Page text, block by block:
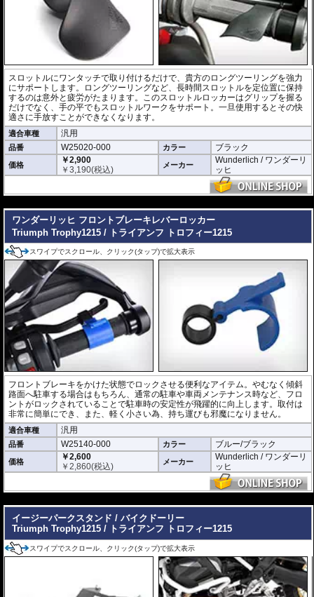
スロットルにワンタッチで取り付けるだけで、貴方のロングツーリングを強力
にサポートします。ロングツーリングなど、長時間スロットルを定位置に保持
するのは意外と疲労がたまります。このスロットルロッカーはグリップを握る
だけでなく、手の平でもスロットルワークをサポート。一旦使用するとその快
適さに手放すことができなくなります。
適合車種 汎用
品番 W25020-000 カラー ブラック
価格
￥2,900
￥3,190(税込) メーカー
Wunderlich / ワンダーリ
ッヒ
ワンダーリッヒ フロントブレーキレバーロッカー
Triumph Trophy1215 / トライアンフ トロフィー1215
スワイプでスクロール、クリック(タップ)で拡大表示
フロントブレーキをかけた状態でロックさせる便利なアイテム。やむなく傾斜
路面へ駐車する場合はもちろん、通常の駐車や車両メンテナンス時など、フロ
ントがロックされていることで駐車時の安定性が飛躍的に向上します。取付は
非常に簡単にでき、また、軽く小さい為、持ち運びも邪魔になりません。
適合車種 汎用
品番 W25140-000 カラー ブルー/ブラック
価格
￥2,600
￥2,860(税込) メーカー
Wunderlich / ワンダーリ
ッヒ
イージーパークスタンド / バイクドーリー
Triumph Trophy1215 / トライアンフ トロフィー1215
スワイプでスクロール、クリック(タップ)で拡大表示